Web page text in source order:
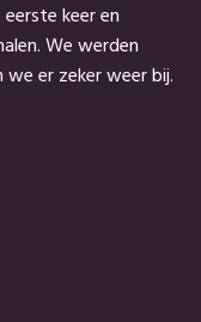
keer en
We werden
er zeker weer bij.